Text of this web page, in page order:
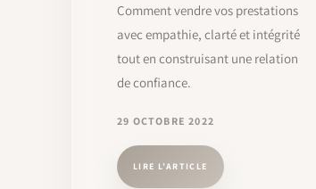
Comment vendre vos prestations
avec empathie, clarté et intégrité
tout en construisant une relation
de confiance.
29 OCTOBRE 2022
LIRE L’ARTICLE